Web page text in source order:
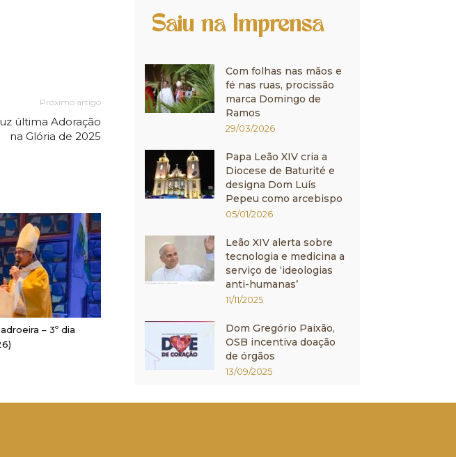
Próximo artigo
última Adoração
na Glória de 2025
– 3º dia
Saiu na Imprensa
Com folhas nas mãos e
fé nas ruas, procissão
marca Domingo de
Ramos
29/03/2026
Papa Leão XIV cria a
Diocese de Baturité e
designa Dom Luís
Pepeu como arcebispo
05/01/2026
Leão XIV alerta sobre
tecnologia e medicina a
serviço de ‘ideologias
anti-humanas’
11/11/2025
Dom Gregório Paixão,
OSB incentiva doação
de órgãos
13/09/2025